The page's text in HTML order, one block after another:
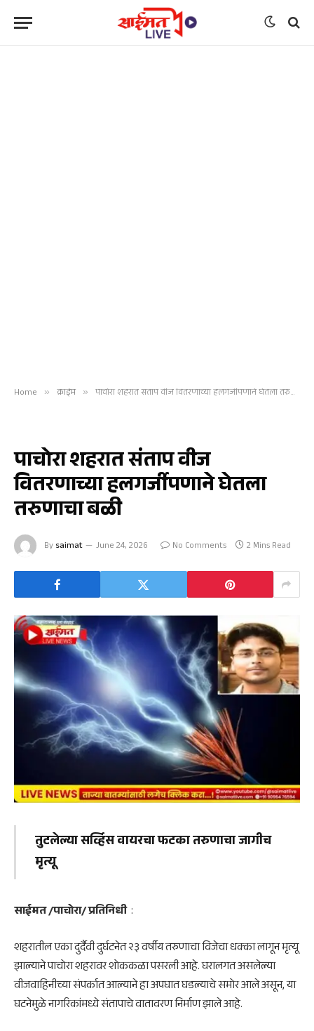
Home » क्राईम » पाचोरा शहरात संताप वीज वितरणाच्या हलगर्जीपणाने घेतला तरुणाचा बळी
पाचोरा शहरात संताप वीज
वितरणाच्या हलगर्जीपणाने घेतला
तरुणाचा बळी
By saimat June 24, 2026 No Comments 2 Mins Read
तुटलेल्या सर्व्हिस वायरचा फटका तरुणाचा जागीच
मृत्यू
साईमत /पाचोरा/ प्रतिनिधी:
शहरातील एका दुर्दैवी दुर्घटनेत २३ वर्षीय तरुणाचा विजेचा धक्का लागून मृत्यू
झाल्याने पाचोरा शहरावर शोककळा पसरली आहे. घरालगत असलेल्या
वीजवाहिनीच्या संपर्कात आल्याने हा अपघात घडल्याचे समोर आले असून, या
घटनेमुळे नागरिकांमध्ये संतापाचे वातावरण निर्माण झाले आहे.